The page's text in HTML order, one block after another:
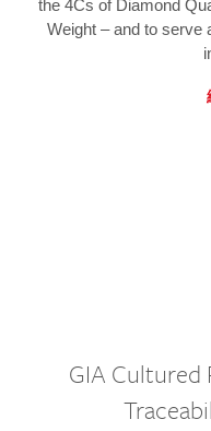
the 4Cs of Diamond
Weight – and to serve
GIA Cultured